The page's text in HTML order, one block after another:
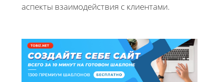
аспекты взаимодействия с клиентами.